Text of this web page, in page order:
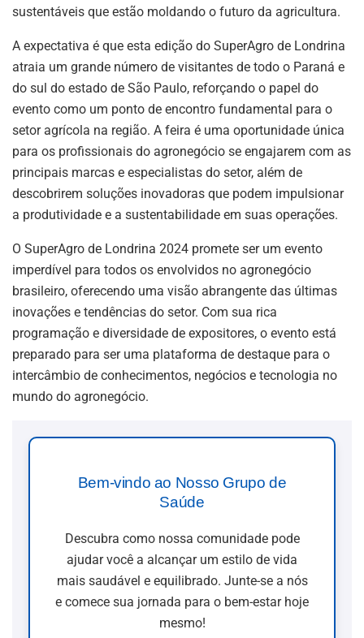
sustentáveis que estão moldando o futuro da agricultura.
A expectativa é que esta edição do SuperAgro de Londrina
atraia um grande número de visitantes de todo o Paraná e
do sul do estado de São Paulo, reforçando o papel do
evento como um ponto de encontro fundamental para o
setor agrícola na região. A feira é uma oportunidade única
para os profissionais do agronegócio se engajarem com as
principais marcas e especialistas do setor, além de
descobrirem soluções inovadoras que podem impulsionar
a produtividade e a sustentabilidade em suas operações.
O SuperAgro de Londrina 2024 promete ser um evento
imperdível para todos os envolvidos no agronegócio
brasileiro, oferecendo uma visão abrangente das últimas
inovações e tendências do setor. Com sua rica
programação e diversidade de expositores, o evento está
preparado para ser uma plataforma de destaque para o
intercâmbio de conhecimentos, negócios e tecnologia no
mundo do agronegócio.
Bem-vindo ao Nosso Grupo de
Saúde
Descubra como nossa comunidade pode
ajudar você a alcançar um estilo de vida
mais saudável e equilibrado. Junte-se a nós
e comece sua jornada para o bem-estar hoje
mesmo!